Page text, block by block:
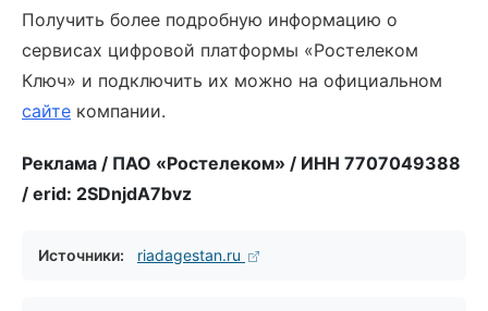
Получить более подробную информацию о
сервисах цифровой платформы «Ростелеком
Ключ» и подключить их можно на официальном
сайте компании.
Реклама / ПАО «Ростелеком» / ИНН 7707049388
/ erid: 2SDnjdA7bvz
Источники: riadagestan.ru